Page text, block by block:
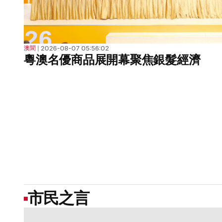
澳聞 ❘ 2026-08-07 05:56:02
粵澳名優商品展開幕聚焦銀髮經濟
市民之言